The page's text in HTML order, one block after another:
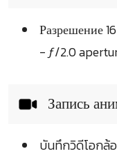
Разрешение
- ƒ/2.0
Запись
บันทึกวิดีโอกล้